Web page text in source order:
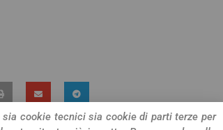
cookie tecnici sia cookie di parti terze per